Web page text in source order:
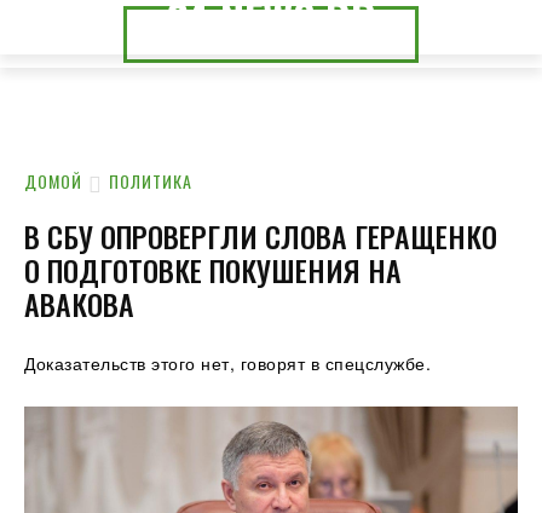
24.NEWS.CK
24.NEWS.DP
ДОМОЙ ПОЛИТИКА
В СБУ ОПРОВЕРГЛИ СЛОВА ГЕРАЩЕНКО
О ПОДГОТОВКЕ ПОКУШЕНИЯ НА
АВАКОВА
Доказательств этого нет, говорят в спецслужбе.